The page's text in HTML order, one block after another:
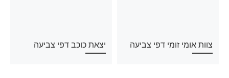
צוות אומי זומי דפי צביעה יצאת כוכב דפי צביעה